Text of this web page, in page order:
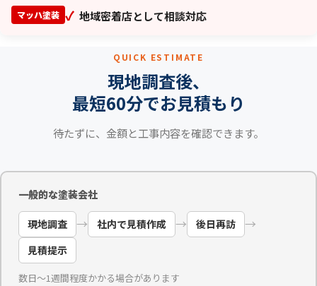
マッハ塗装 ✓ 地域密着店として相談対応
QUICK ESTIMATE
現地調査後、
最短60分でお見積もり
待たずに、金額と工事内容を確認できます。
一般的な塗装会社
現地調査 → 社内で見積作成 → 後日再訪 →
見積提示
数日〜1週間程度かかる場合があります